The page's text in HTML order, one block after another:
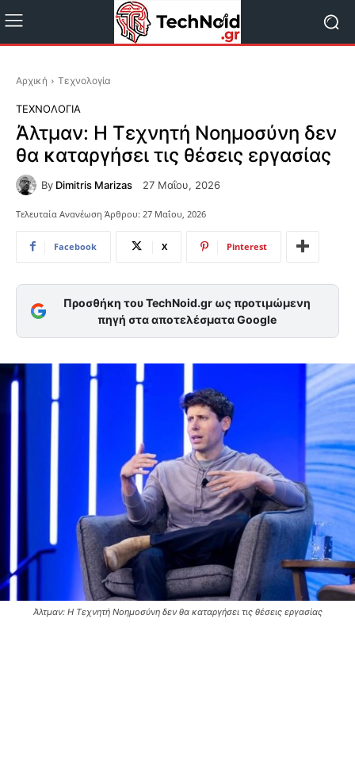
Αρχική Τεχνολογία
ΤΕΧΝΟΛΟΓΊΑ
Άλτμαν: Η Τεχνητή Νοημοσύνη δεν
θα καταργήσει τις θέσεις εργασίας
By Dimitris Marizas 27 Μαΐου, 2026
Τελευταία Ανανέωση Άρθρου: 27 Μαΐου, 2026
Facebook X Pinterest
Προσθήκη του TechNoid.gr ως προτιμώμενη
πηγή στα αποτελέσματα Google
Άλτμαν: Η Τεχνητή Νοημοσύνη δεν θα καταργήσει τις θέσεις εργασίας